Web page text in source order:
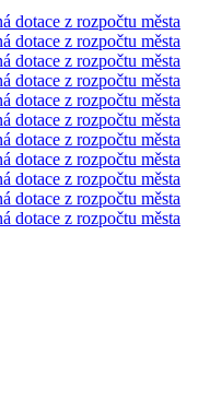
dotace z rozpočtu města
dotace z rozpočtu města
dotace z rozpočtu města
dotace z rozpočtu města
dotace z rozpočtu města
dotace z rozpočtu města
dotace z rozpočtu města
dotace z rozpočtu města
dotace z rozpočtu města
dotace z rozpočtu města
dotace z rozpočtu města